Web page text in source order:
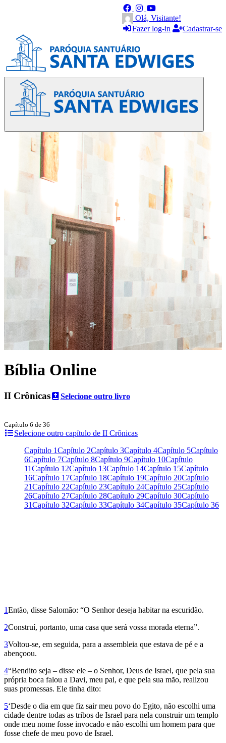
Olá, Visitante!
Fazer log-in
Cadastrar-se
Bíblia Online
II Crônicas Selecione outro livro
Capítulo 6 de 36
Selecione outro capítulo de II Crônicas
Capítulo 1Capítulo 2Capítulo 3Capítulo 4Capítulo 5Capítulo
6Capítulo 7Capítulo 8Capítulo 9Capítulo 10Capítulo
11Capítulo 12Capítulo 13Capítulo 14Capítulo 15Capítulo
16Capítulo 17Capítulo 18Capítulo 19Capítulo 20Capítulo
21Capítulo 22Capítulo 23Capítulo 24Capítulo 25Capítulo
26Capítulo 27Capítulo 28Capítulo 29Capítulo 30Capítulo
31Capítulo 32Capítulo 33Capítulo 34Capítulo 35Capítulo 36
1Então, disse Salomão: “O Senhor deseja habitar na escuridão.
2Construí, portanto, uma casa que será vossa morada eterna”.
3Voltou-se, em seguida, para a assembleia que estava de pé e a
abençoou.
4“Bendito seja – disse ele – o Senhor, Deus de Israel, que pela sua
própria boca falou a Davi, meu pai, e que pela sua mão, realizou
suas promessas. Ele tinha dito:
5‘Desde o dia em que fiz sair meu povo do Egito, não escolhi uma
cidade dentre todas as tribos de Israel para nela construir um templo
onde meu nome fosse invocado e não escolhi um homem para que
fosse chefe de meu povo de Israel.